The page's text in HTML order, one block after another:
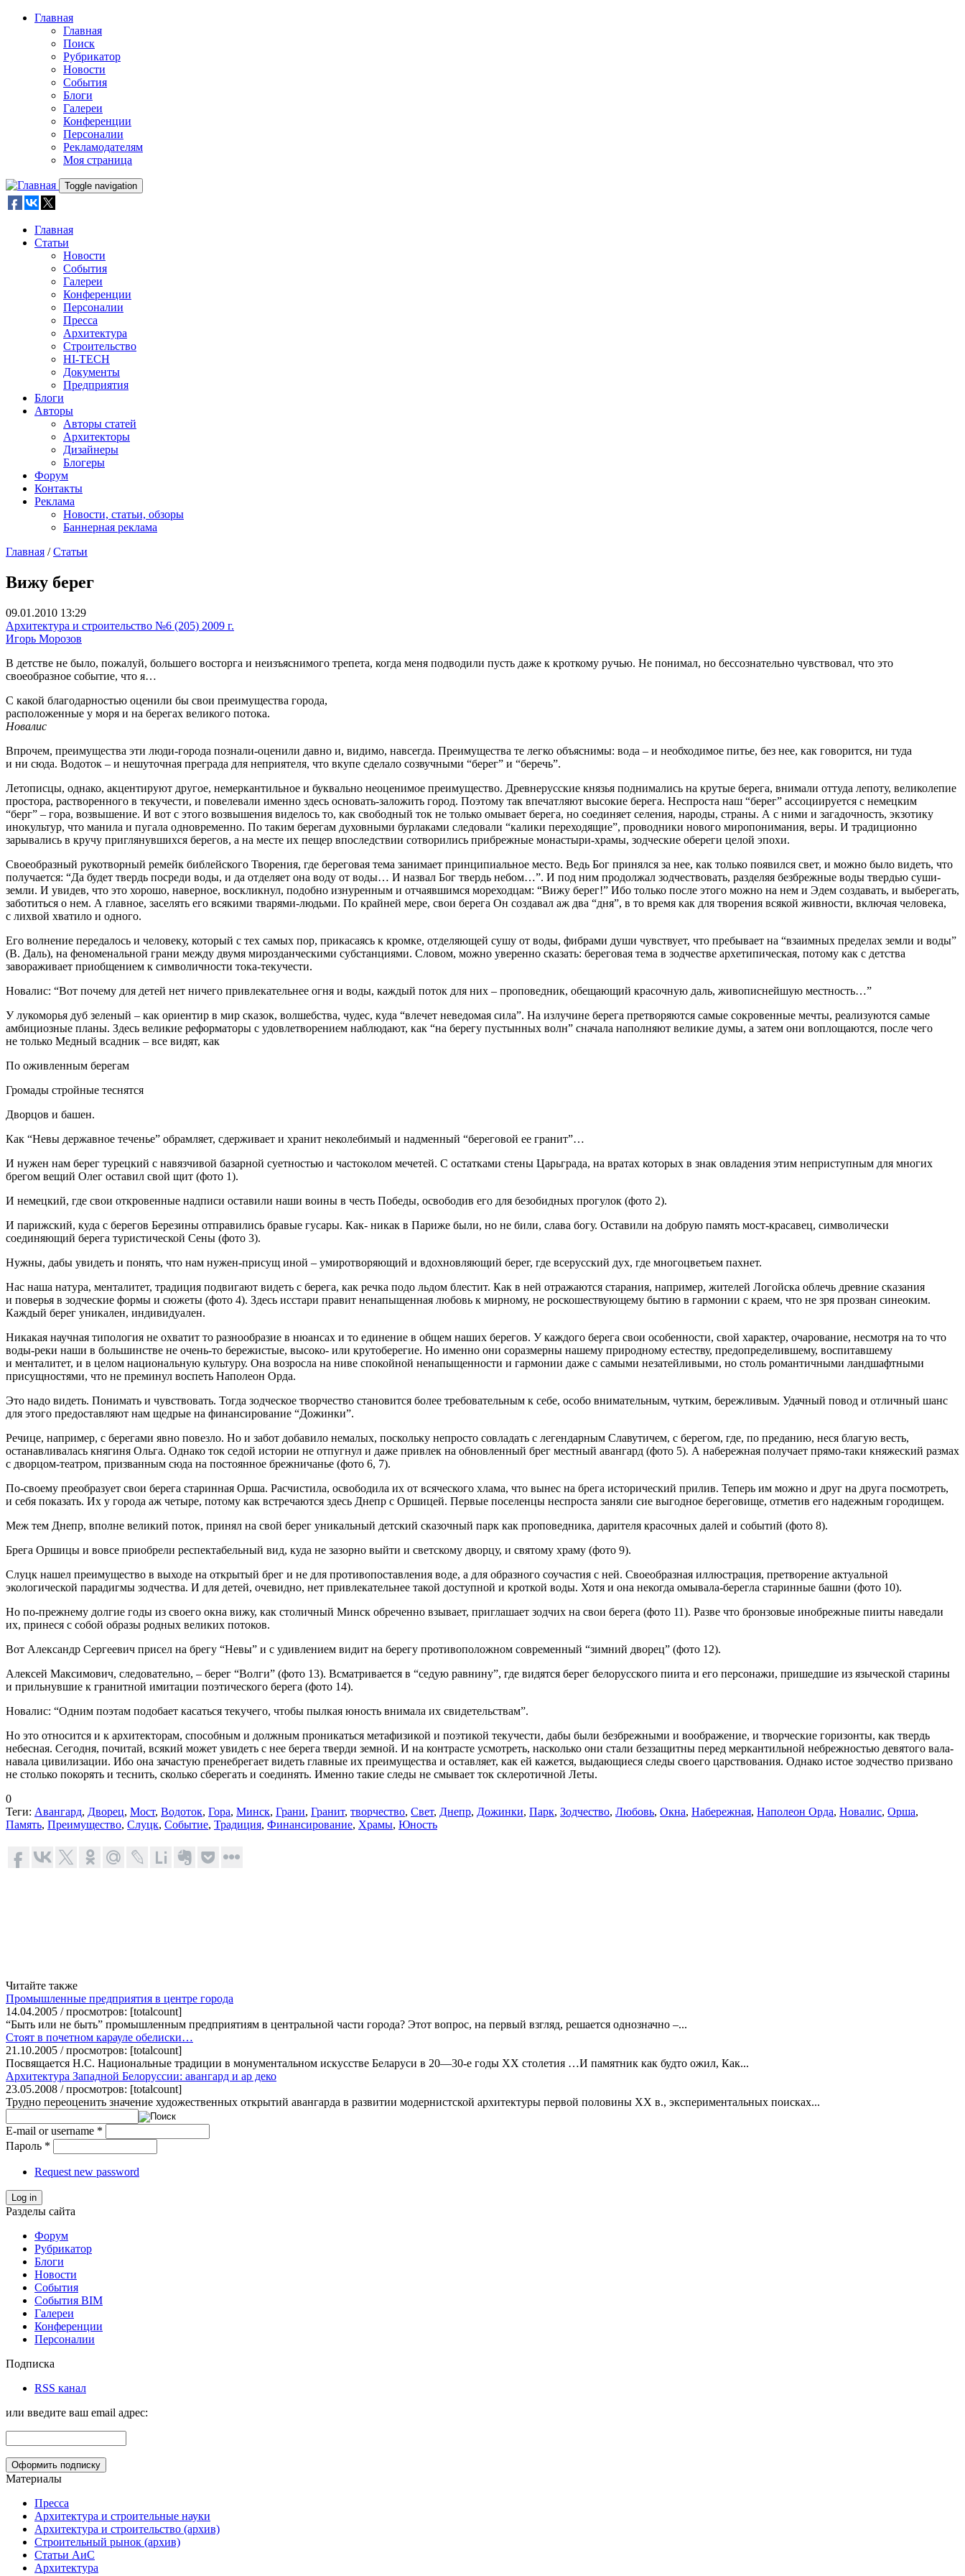
Skip to main content
Главная
Главная
Поиск
Рубрикатор
Новости
События
Блоги
Галереи
Конференции
Персоналии
Рекламодателям
Моя страница
Toggle navigation
Главная
Статьи
Новости
События
Галереи
Конференции
Персоналии
Пресса
Архитектура
Строительство
HI-TECH
Документы
Предприятия
Блоги
Авторы
Авторы статей
Архитекторы
Дизайнеры
Блогеры
Форум
Контакты
Реклама
Новости, статьи, обзоры
Баннерная реклама
Главная / Статьи
Вижу берег
09.01.2010 13:29
Архитектура и строительство №6 (205) 2009 г.
Игорь Морозов
В детстве не было, пожалуй, большего восторга и неизъяснимого трепета, когда меня подводили пусть даже к кроткому ручью. Не понимал, но бессознательно чувствовал, что это
своеобразное событие, что я…
С какой благодарностью оценили бы свои преимущества города,
расположенные у моря и на берегах великого потока.
Новалис
Впрочем, преимущества эти люди-города познали-оценили давно и, видимо, навсегда. Преимущества те легко объяснимы: вода – и необходимое питье, без нее, как говорится, ни туда
и ни сюда. Водоток – и нешуточная преграда для неприятеля, что вкупе сделало созвучными “берег” и “беречь”.
Летописцы, однако, акцентируют другое, немеркантильное и буквально неоценимое преимущество. Древнерусские князья поднимались на крутые берега, внимали оттуда лепоту, великолепие
простора, растворенного в текучести, и повелевали именно здесь основать-заложить город. Поэтому так впечатляют высокие берега. Неспроста наш “берег” ассоциируется с немецким
“берг” – гора, возвышение. И вот с этого возвышения виделось то, как свободный ток не только омывает берега, но соединяет селения, народы, страны. А с ними и загадочность, экзотику
инокультур, что манила и пугала одновременно. По таким берегам духовными бурлаками следовали “калики переходящие”, проводники нового миропонимания, веры. И традиционно
зарывались в кручу приглянувшихся берегов, а на месте их пещер впоследствии сотворились прибрежные монастыри-храмы, зодческие обереги целой эпохи.
Своеобразный рукотворный ремейк библейского Творения, где береговая тема занимает принципиальное место. Ведь Бог принялся за нее, как только появился свет, и можно было видеть, что
получается: “Да будет твердь посреди воды, и да отделяет она воду от воды… И назвал Бог твердь небом…”. И под ним продолжал зодчествовать, разделяя безбрежные воды твердью суши-
земли. И увидев, что это хорошо, наверное, воскликнул, подобно изнуренным и отчаявшимся мореходцам: “Вижу берег!” Ибо только после этого можно на нем и Эдем создавать, и выберегать,
заботиться о нем. А главное, заселять его всякими тварями-людьми. По крайней мере, свои берега Он создавал аж два “дня”, в то время как для творения всякой живности, включая человека,
с лихвой хватило и одного.
Его волнение передалось и человеку, который с тех самых пор, прикасаясь к кромке, отделяющей сушу от воды, фибрами души чувствует, что пребывает на “взаимных пределах земли и воды”
(В. Даль), на феноменальной грани между двумя мирозданческими субстанциями. Словом, можно уверенно сказать: береговая тема в зодчестве архетипическая, потому как с детства
завораживает приобщением к символичности тока-текучести.
Новалис: “Вот почему для детей нет ничего привлекательнее огня и воды, каждый поток для них – проповедник, обещающий красочную даль, живописнейшую местность…”
У лукоморья дуб зеленый – как ориентир в мир сказок, волшебства, чудес, куда “влечет неведомая сила”. На излучине берега претворяются самые сокровенные мечты, реализуются самые
амбициозные планы. Здесь великие реформаторы с удовлетворением наблюдают, как “на берегу пустынных волн” сначала наполняют великие думы, а затем они воплощаются, после чего
не только Медный всадник – все видят, как
По оживленным берегам
Громады стройные теснятся
Дворцов и башен.
Как “Невы державное теченье” обрамляет, сдерживает и хранит неколебимый и надменный “береговой ее гранит”…
И нужен нам берег турецкий с навязчивой базарной суетностью и частоколом мечетей. С остатками стены Царьграда, на вратах которых в знак овладения этим неприступным для многих
брегом вещий Олег оставил свой щит (фото 1).
И немецкий, где свои откровенные надписи оставили наши воины в честь Победы, освободив его для безобидных прогулок (фото 2).
И парижский, куда с берегов Березины отправились бравые гусары. Как- никак в Париже были, но не били, слава богу. Оставили на добрую память мост-красавец, символически
соединяющий берега туристической Сены (фото 3).
Нужны, дабы увидеть и понять, что нам нужен-присущ иной – умиротворяющий и вдохновляющий берег, где всерусский дух, где многоцветьем пахнет.
Нас наша натура, менталитет, традиция подвигают видеть с берега, как речка подо льдом блестит. Как в ней отражаются старания, например, жителей Логойска облечь древние сказания
и поверья в зодческие формы и сюжеты (фото 4). Здесь исстари правит ненапыщенная любовь к мирному, не роскошествующему бытию в гармонии с краем, что не зря прозван синеоким.
Каждый берег уникален, индивидуален.
Никакая научная типология не охватит то разнообразие в нюансах и то единение в общем наших берегов. У каждого берега свои особенности, свой характер, очарование, несмотря на то что
воды-реки наши в большинстве не очень-то бережистые, высоко- или крутоберегие. Но именно они соразмерны нашему природному естеству, предопределившему, воспитавшему
и менталитет, и в целом национальную культуру. Она возросла на ниве спокойной ненапыщенности и гармонии даже с самыми незатейливыми, но столь романтичными ландшафтными
присущностями, что не преминул воспеть Наполеон Орда.
Это надо видеть. Понимать и чувствовать. Тогда зодческое творчество становится более требовательным к себе, особо внимательным, чутким, бережливым. Удачный повод и отличный шанс
для этого предоставляют нам щедрые на финансирование “Дожинки”.
Речице, например, с берегами явно повезло. Но и забот добавило немалых, поскольку непросто совладать с легендарным Славутичем, с берегом, где, по преданию, неся благую весть,
останавливалась княгиня Ольга. Однако ток седой истории не отпугнул и даже привлек на обновленный брег местный авангард (фото 5). А набережная получает прямо-таки княжеский размах
с дворцом-театром, призванным сюда на постоянное брежничанье (фото 6, 7).
По-своему преобразует свои берега старинная Орша. Расчистила, освободила их от всяческого хлама, что вынес на брега исторический прилив. Теперь им можно и друг на друга посмотреть,
и себя показать. Их у города аж четыре, потому как встречаются здесь Днепр с Оршицей. Первые поселенцы неспроста заняли сие выгодное береговище, отметив его надежным городищем.
Меж тем Днепр, вполне великий поток, принял на свой берег уникальный детский сказочный парк как проповедника, дарителя красочных далей и событий (фото 8).
Брега Оршицы и вовсе приобрели респектабельный вид, куда не зазорно выйти и светскому дворцу, и святому храму (фото 9).
Слуцк нашел преимущество в выходе на открытый брег и не для противопоставления воде, а для образного соучастия с ней. Своеобразная иллюстрация, претворение актуальной
экологической парадигмы зодчества. И для детей, очевидно, нет привлекательнее такой доступной и кроткой воды. Хотя и она некогда омывала-берегла старинные башни (фото 10).
Но по-прежнему долгие годы из своего окна вижу, как столичный Минск обреченно взывает, приглашает зодчих на свои берега (фото 11). Разве что бронзовые инобрежные пииты наведали
их, принеся с собой образы родных великих потоков.
Вот Александр Сергеевич присел на брегу “Невы” и с удивлением видит на берегу противоположном современный “зимний дворец” (фото 12).
Алексей Максимович, следовательно, – берег “Волги” (фото 13). Всматривается в “седую равнину”, где видятся берег белорусского пиита и его персонажи, пришедшие из языческой старины
и прильнувшие к гранитной имитации поэтического берега (фото 14).
Новалис: “Одним поэтам подобает касаться текучего, чтобы пылкая юность внимала их свидетельствам”.
Но это относится и к архитекторам, способным и должным проникаться метафизикой и поэтикой текучести, дабы были безбрежными и воображение, и творческие горизонты, как твердь
небесная. Сегодня, почитай, всякий может увидеть с нее берега тверди земной. И на контрасте усмотреть, насколько они стали беззащитны перед меркантильной небрежностью девятого вала-
навала цивилизации. Ибо она зачастую пренебрегает видеть главные их преимущества и оставляет, как ей кажется, выдающиеся следы своего царствования. Однако истое зодчество призвано
не столько покорять и теснить, сколько сберегать и соединять. Именно такие следы не смывает ток склеротичной Леты.
0
Теги: Авангард, Дворец, Мост, Водоток, Гора, Минск, Грани, Гранит, творчество, Свет, Днепр, Дожинки, Парк, Зодчество, Любовь, Окна, Набережная, Наполеон Орда, Новалис, Орша,
Память, Преимущество, Слуцк, Событие, Традиция, Финансирование, Храмы, Юность
Читайте также
Промышленные предприятия в центре города
14.04.2005 / просмотров: [totalcount]
“Быть или не быть” промышленным предприятиям в центральной части города? Этот вопрос, на первый взгляд, решается однозначно –...
Стоят в почетном карауле обелиски…
21.10.2005 / просмотров: [totalcount]
Посвящается Н.С. Национальные традиции в монументальном искусстве Беларуси в 20—30-е годы ХХ столетия …И памятник как будто ожил, Как...
Архитектура Западной Белоруссии: авангард и ар деко
23.05.2008 / просмотров: [totalcount]
Трудно переоценить значение художественных открытий авангарда в развитии модернистской архитектуры первой половины ХХ в., экспериментальных поисках...
E-mail or username *
Пароль *
Request new password
Log in
Разделы сайта
Форум
Рубрикатор
Блоги
Новости
События
События BIM
Галереи
Конференции
Персоналии
Подписка
RSS канал
или введите ваш email адрес:
Материалы
Пресса
Архитектура и строительные науки
Архитектура и строительство (архив)
Строительный рынок (архив)
Статьи АиС
Архитектура